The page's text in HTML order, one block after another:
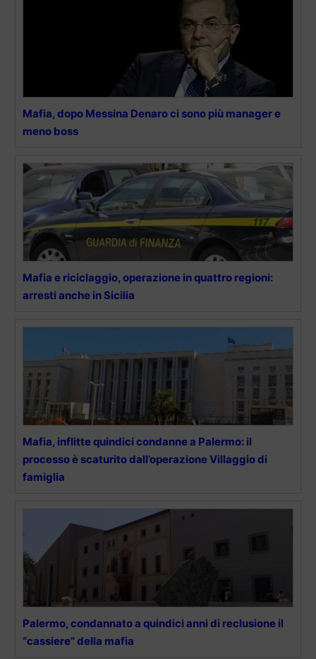
Mafia, dopo Messina Denaro ci sono più manager e
meno boss
Mafia e riciclaggio, operazione in quattro regioni:
arresti anche in Sicilia
Mafia, inflitte quindici condanne a Palermo: il
processo è scaturito dall’operazione Villaggio di
famiglia
Palermo, condannato a quindici anni di reclusione il
“cassiere” della mafia